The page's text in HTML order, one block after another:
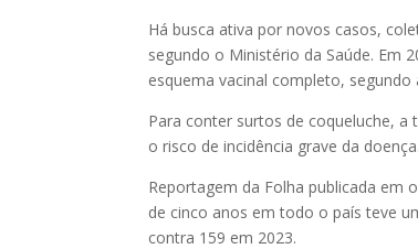
Há busca ativa por novos casos,
segundo o Ministério da Saúde. Em
esquema vacinal completo, segundo
Para conter surtos de coqueluche, a
o risco de incidência grave da doença.
Reportagem da Folha publicada em
de cinco anos em todo o país teve
contra 159 em 2023.